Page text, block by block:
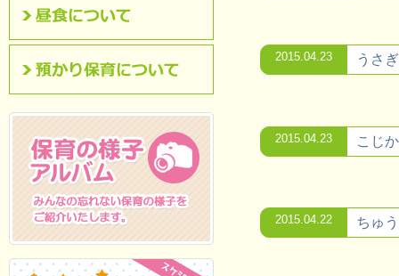
2015.04.23 うさ
2015.04.23 こじ
2015.04.22 ちゅ
昼食について
育の様子をご紹介いたします。